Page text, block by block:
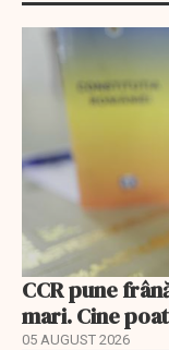
CCR pune
mari. Cine
05 AUGUST 2026